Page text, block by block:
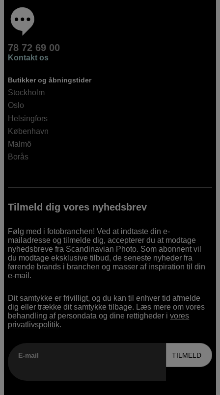
78 72 69 00
Kontakt os
Butikker og åbningstider
Stockholm
Oslo
Helsingfors
København
Malmö
Borås
Tilmeld dig vores nyhedsbrev
Følg med i fotobranchen! Ved at indtaste din e-
mailadresse og tilmelde dig, accepterer du at modtage
nyhedsbreve fra Scandinavian Photo. Som abonnent vil
du modtage eksklusive tilbud, de seneste nyheder fra
førende brands i branchen og masser af inspiration til din
e-mail.
Dit samtykke er frivilligt, og du kan til enhver tid afmelde
dig eller trække dit samtykke tilbage. Læs mere om vores
behandling af persondata og dine rettigheder ivores
privatlivspolitik.
E-mail TILMELD